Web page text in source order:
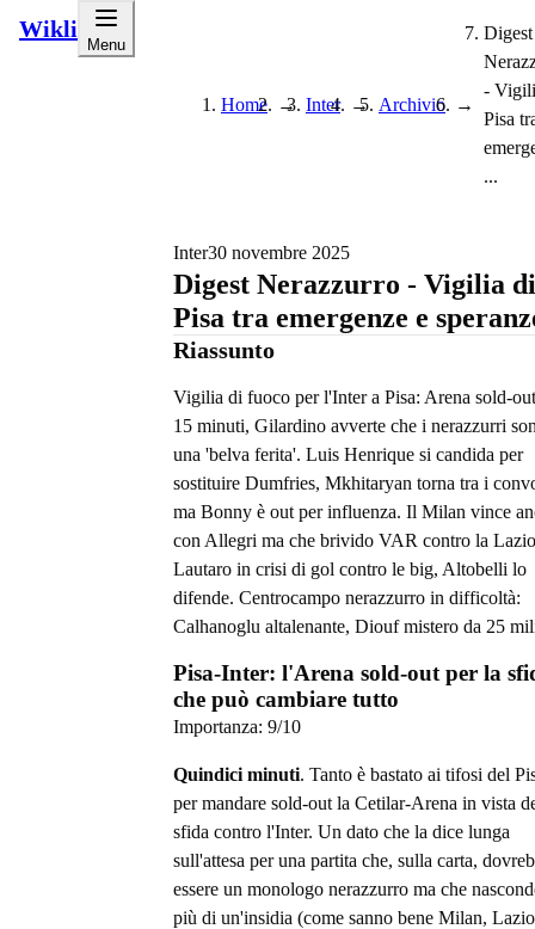
Wikli
Menu
Home → Inter → Archivio →
Digest
-
Pisa
...
Inter30 novembre 2025
Digest Nerazzurro - Vigilia di
Pisa tra emergenze e
Riassunto
Vigilia di fuoco per l'Inter a Pisa: Arena sold-
15 minuti, Gilardino avverte che i nerazzurri
una 'belva ferita'. Luis Henrique si candida per
sostituire Dumfries, Mkhitaryan torna tra i
ma Bonny è out per influenza. Il Milan vince
con Allegri ma che brivido VAR contro la
Lautaro in crisi di gol contro le big, Altobelli lo
difende. Centrocampo nerazzurro in difficoltà:
Calhanoglu altalenante, Diouf mistero da 25
Pisa-Inter: l'Arena sold-out per la
che può cambiare tutto
Importanza: 9/10
Quindici minuti. Tanto è bastato ai tifosi del
per mandare sold-out la Cetilar-Arena in vista
sfida contro l'Inter. Un dato che la dice lunga
sull'attesa per una partita che, sulla carta,
essere un monologo nerazzurro ma che
più di un'insidia (come sanno bene Milan,